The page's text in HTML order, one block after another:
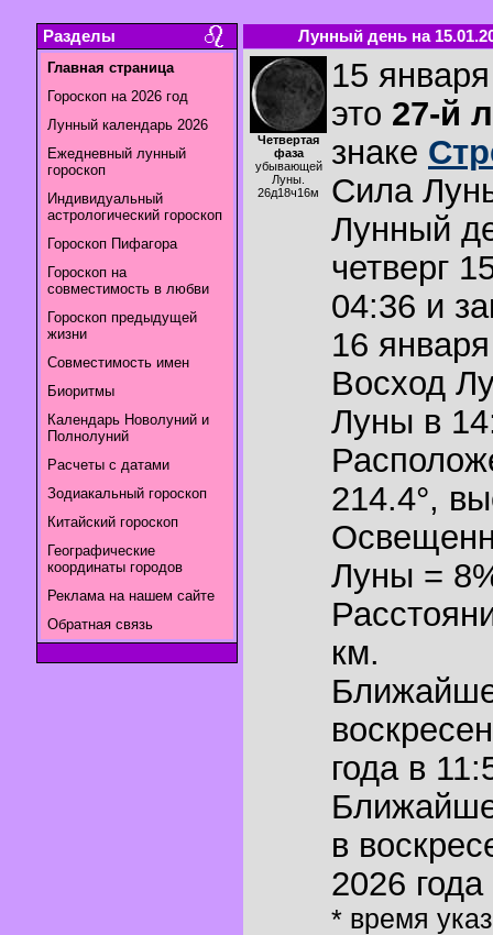
Разделы
Главная страница
Гороскоп на 2026 год
Лунный календарь 2026
Ежедневный лунный
гороскоп
Индивидуальный
астрологический гороскоп
Гороскоп Пифагора
Гороскоп на
совместимость в любви
Гороскоп предыдущей
жизни
Совместимость имен
Биоритмы
Календарь Новолуний и
Полнолуний
Расчеты с датами
Зодиакальный гороскоп
Китайский гороскоп
Географические
координаты городов
Реклама на нашем сайте
Обратная связь
Лунный день на
Четвертая
фаза
убывающей
Луны.
26д18ч16м
15
это 27-й
знаке
Сила
Лунный
четверг
04:36 и
16
Восход
Луны в
214.4°,
Луны =
км.
года в
в
2026
* время